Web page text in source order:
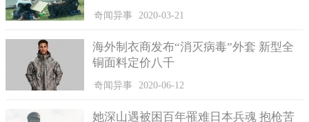
奇闻异事 2020-03-21
海外制衣商发布“消灭病毒”外套 新型全
铜面料定价八千
奇闻异事 2020-06-12
她深山遇被困百年罹难日本兵魂 抱枪苦